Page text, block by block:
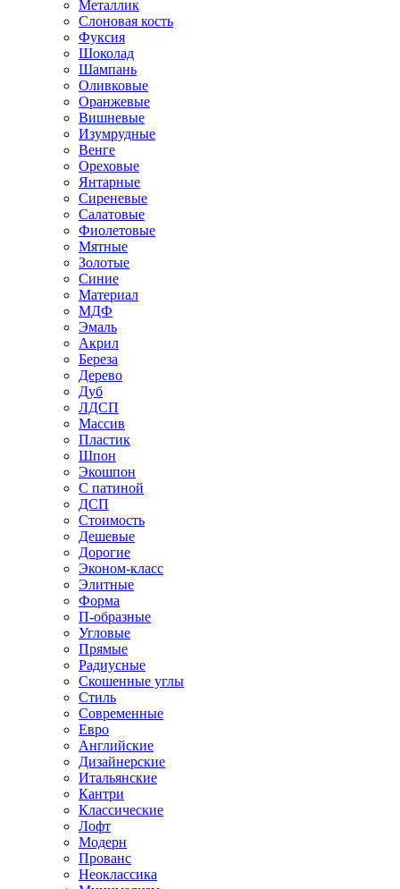
Металлик
Слоновая кость
Фуксия
Шоколад
Шампань
Оливковые
Оранжевые
Вишневые
Изумрудные
Венге
Ореховые
Янтарные
Сиреневые
Салатовые
Фиолетовые
Мятные
Золотые
Синие
Материал
МДФ
Эмаль
Акрил
Береза
Дерево
Дуб
ЛДСП
Массив
Пластик
Шпон
Экошпон
С патиной
ДСП
Стоимость
Дешевые
Дорогие
Эконом-класс
Элитные
Форма
П-образные
Угловые
Прямые
Радиусные
Скошенные углы
Стиль
Современные
Евро
Английские
Дизайнерские
Итальянские
Кантри
Классические
Лофт
Модерн
Прованс
Неоклассика